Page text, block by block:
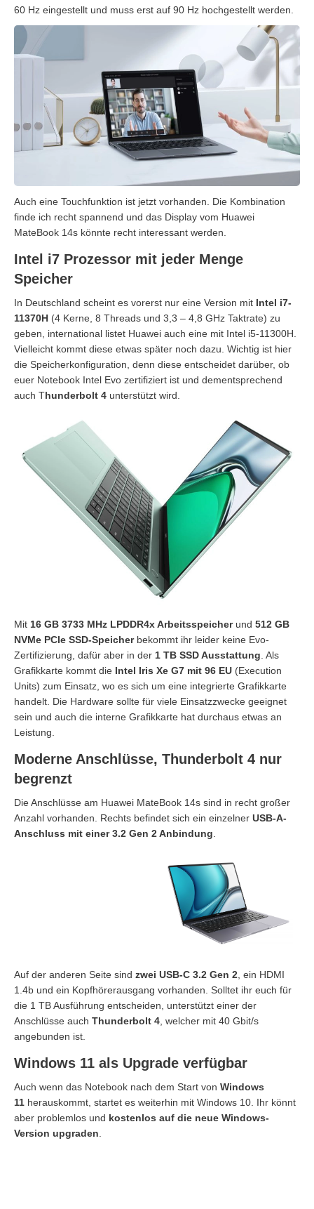
60 Hz eingestellt und muss erst auf 90 Hz hochgestellt werden.
Auch eine Touchfunktion ist jetzt vorhanden. Die Kombination
finde ich recht spannend und das Display vom Huawei
MateBook 14s könnte recht interessant werden.
Intel i7 Prozessor mit jeder Menge
Speicher
In Deutschland scheint es vorerst nur eine Version mit Intel i7-
11370H (4 Kerne, 8 Threads und 3,3 – 4,8 GHz Taktrate) zu
geben, international listet Huawei auch eine mit Intel i5-11300H.
Vielleicht kommt diese etwas später noch dazu. Wichtig ist hier
die Speicherkonfiguration, denn diese entscheidet darüber, ob
euer Notebook Intel Evo zertifiziert ist und dementsprechend
auch Thunderbolt 4 unterstützt wird.
Mit 16 GB 3733 MHz LPDDR4x Arbeitsspeicherund 512 GB
NVMe PCIe SSD-Speicherbekommt ihr leider keine Evo-
Zertifizierung, dafür aber in der 1 TB SSD Ausstattung. Als
Grafikkarte kommt die Intel Iris Xe G7 mit 96 EU (Execution
Units) zum Einsatz, wo es sich um eine integrierte Grafikkarte
handelt. Die Hardware sollte für viele Einsatzzwecke geeignet
sein und auch die interne Grafikkarte hat durchaus etwas an
Leistung.
Moderne Anschlüsse, Thunderbolt 4 nur
begrenzt
Die Anschlüsse am Huawei MateBook 14s sind in recht großer
Anzahl vorhanden. Rechts befindet sich ein einzelner USB-A-
Anschluss mit einer 3.2 Gen 2 Anbindung.
Auf der anderen Seite sind zwei USB-C 3.2 Gen 2 , ein HDMI
1.4b und ein Kopfhörerausgang vorhanden. Solltet ihr euch für
die 1 TB Ausführung entscheiden, unterstützt einer der
Anschlüsse auch Thunderbolt 4 , welcher mit 40 Gbit/s
angebunden ist.
Windows 11 als Upgrade verfügbar
Auch wenn das Notebook nach dem Start von Windows
11 herauskommt, startet es weiterhin mit Windows 10. Ihr könnt
aber problemlos und kostenlos auf die neue Windows-
Version upgraden